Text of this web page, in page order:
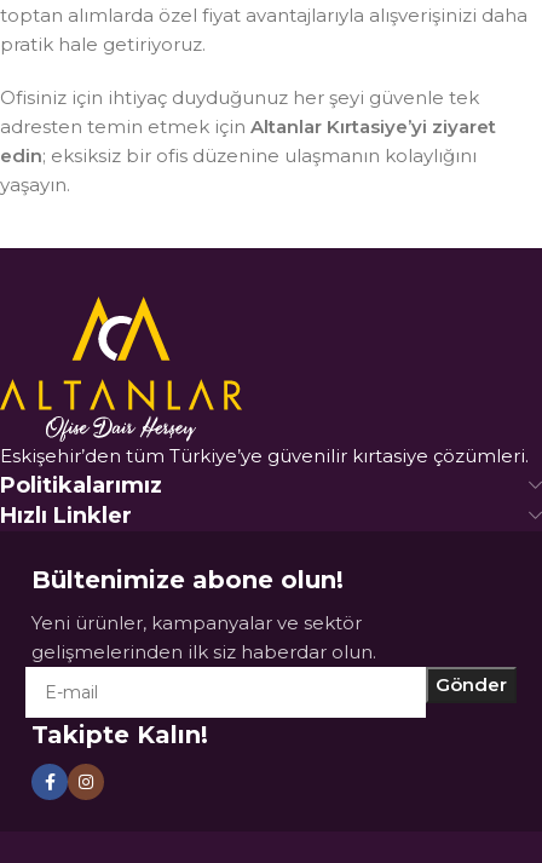
toptan alımlarda özel fiyat avantajlarıyla alışverişinizi daha
pratik hale getiriyoruz.
Ofisiniz için ihtiyaç duyduğunuz her şeyi güvenle tek
adresten temin etmek için Altanlar Kırtasiye’yi ziyaret
edin; eksiksiz bir ofis düzenine ulaşmanın kolaylığını
yaşayın.
Eskişehir’den tüm Türkiye’ye güvenilir kırtasiye çözümleri.
Politikalarımız
Hızlı Linkler
Bültenimize abone olun!
Yeni ürünler, kampanyalar ve sektör
gelişmelerinden ilk siz haberdar olun.
Takipte Kalın!